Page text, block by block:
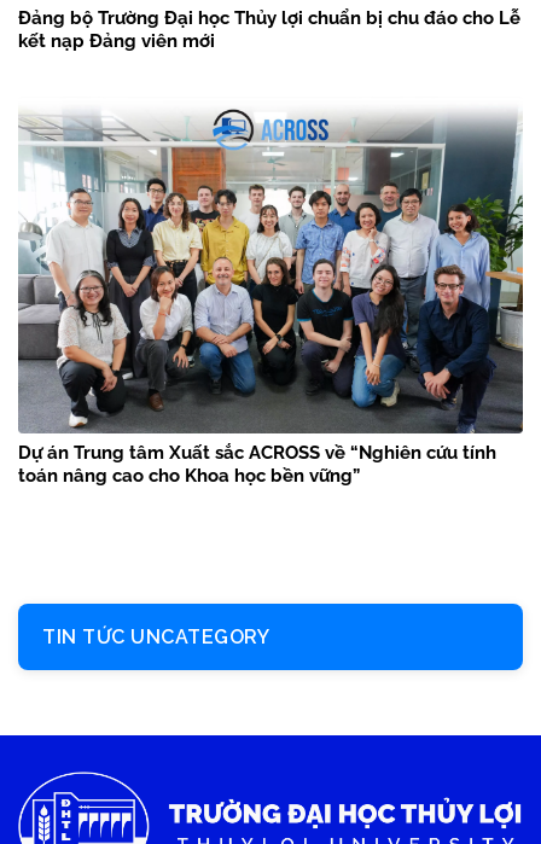
Đảng bộ Trường Đại học Thủy lợi chuẩn bị chu đáo cho Lễ
kết nạp Đảng viên mới
Dự án Trung tâm Xuất sắc ACROSS về “Nghiên cứu tính
toán nâng cao cho Khoa học bền vững”
TIN TỨC UNCATEGORY